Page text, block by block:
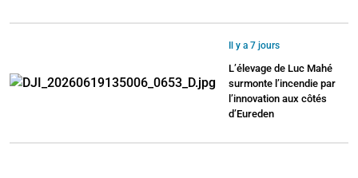
Il y a 7 jours
L’élevage de Luc Mahé
surmonte l’incendie par
l’innovation aux côtés
d’Eureden